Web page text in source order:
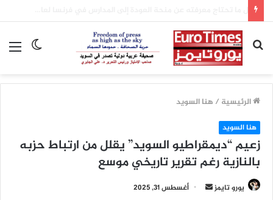
الوضع
بحث
عن
الرئيسية / هنا السويد
هنا السويد
زعيم “ديمقراطيو السويد” يقلل من ارتباط حزبه
بالنازية رغم تقرير تاريخي موسع
يورو تايمز
أرسل أغسطس 31, 2025